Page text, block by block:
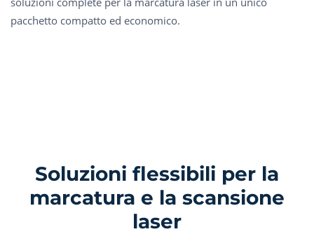
pacchetto compatto ed economico.
Soluzioni flessibili per la
marcatura e la scansione
laser